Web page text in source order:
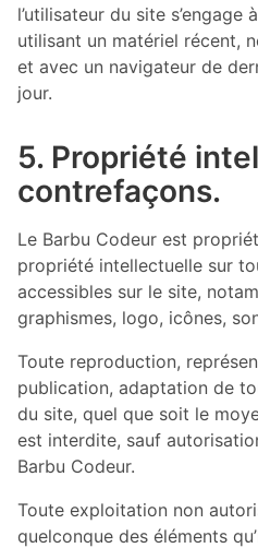
l’utilisateur du site s’engage
utilisant un matériel récent,
et avec un navigateur de
jour.
5. Propriété
contrefaçons.
Le Barbu Codeur est
propriété intellectuelle sur
accessibles sur le site,
graphismes, logo, icônes,
Toute reproduction,
publication, adaptation de
du site, quel que soit le
est interdite, sauf
Barbu Codeur.
Toute exploitation non
quelconque des éléments